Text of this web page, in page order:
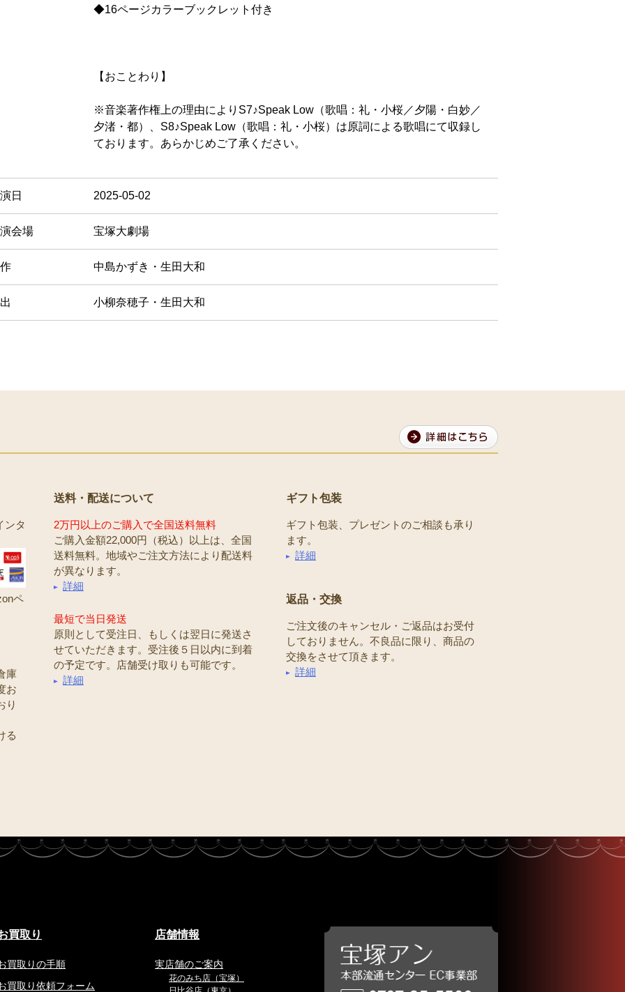
◆16ページカラーブックレット付き
【おことわり】
※音楽著作権上の理由によりS7♪Speak Low（歌唱：礼・小桜／夕陽・白妙／
夕渚・都）、S8♪Speak Low（歌唱：礼・小桜）は原詞による歌唱にて収録し
ております。あらかじめご了承ください。
日 2025-05-02
会場 宝塚大劇場
中島かずき・生田大和
小柳奈穂子・生田大和
ンタ
ペ
庫
お
り
る
送料・配送について
2万円以上のご購入で全国送料無料
ご購入金額22,000円（税込）以上は、全国
送料無料。地域やご注文方法により配送料
が異なります。
詳細
最短で当日発送
原則として受注日、もしくは翌日に発送さ
せていただきます。受注後５日以内に到着
の予定です。店舗受け取りも可能です。
詳細
ギフト包装
ギフト包装、プレゼントのご相談も承り
ます。
詳細
返品・交換
ご注文後のキャンセル・ご返品はお受付
しておりません。不良品に限り、商品の
交換をさせて頂きます。
詳細
買取り
買取りの手順
買取り依頼フォーム
店舗情報
実店舗のご案内
花のみち店（宝塚）